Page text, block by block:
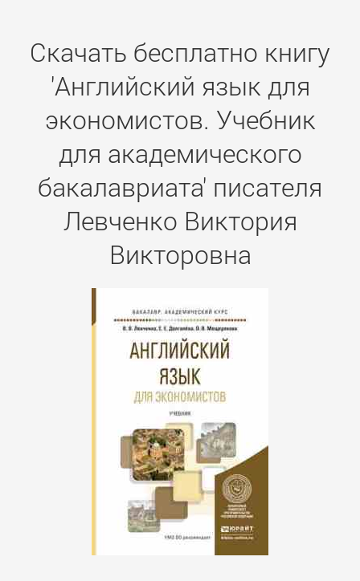
Скачать бесплатно книгу
'Английский язык для
экономистов. Учебник
для академического
бакалавриата' писателя
Левченко Виктория
Викторовна